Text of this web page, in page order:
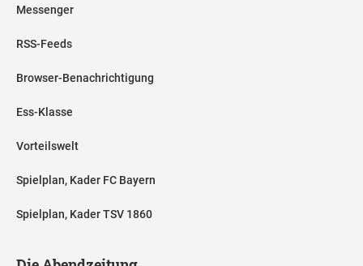
Messenger
RSS-Feeds
Browser-Benachrichtigung
Ess-Klasse
Vorteilswelt
Spielplan, Kader FC Bayern
Spielplan, Kader TSV 1860